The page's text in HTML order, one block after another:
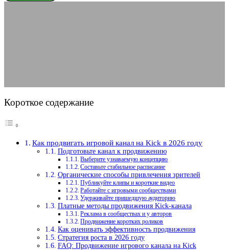
Короткое содержание
Как продвигать игровой канал на Kick в 2026 году
Подготовьте канал к продвижению
Выберите узнаваемую концепцию
Составьте стабильное расписание
Органические способы привлечения зрителей
Публикуйте клипы и короткие видео
Работайте с игровыми сообществами
Удерживайте пришедшую аудиторию
Платные методы продвижения Kick-канала
Реклама в сообществах и у авторов
Продвижение коротких роликов
Как оценивать эффективность продвижения
Стратегия роста в 2026 году
FAQ: Продвижение игрового канала на Kick